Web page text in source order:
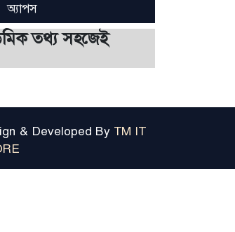
অ্যাপস
তথ্য সহজেই
& Developed By TM IT